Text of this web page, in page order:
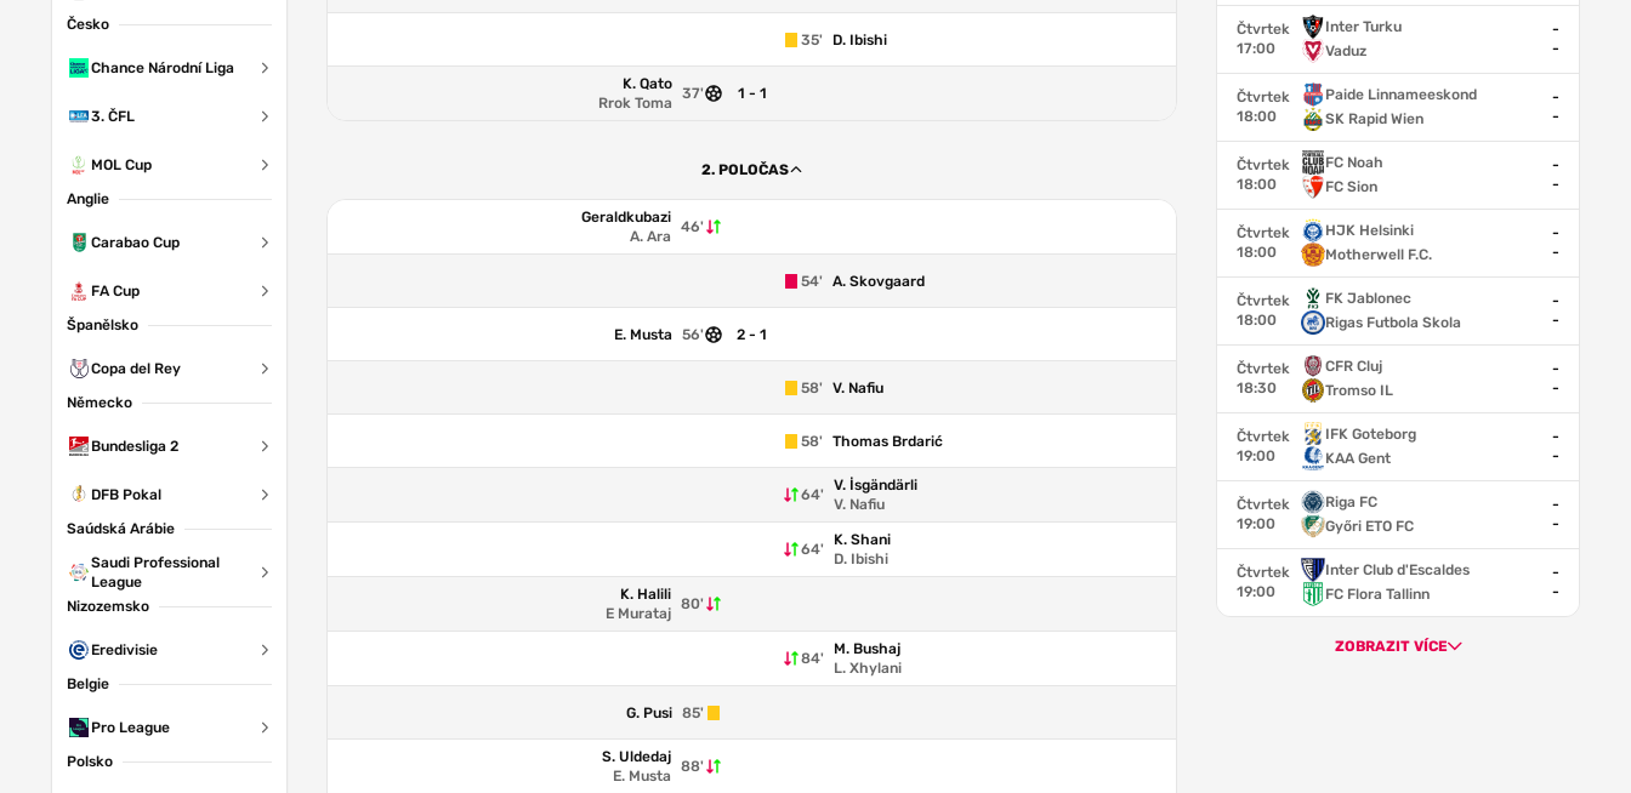
Česko
Chance Národní Liga
3. ČFL
MOL Cup
Anglie
Carabao Cup
FA Cup
Španělsko
Copa del Rey
Německo
Bundesliga 2
DFB Pokal
Saúdská Arábie
Saudi Professional
League
Nizozemsko
Eredivisie
Belgie
Pro League
Polsko
35' D. Ibishi
K. Qato
Rrok Toma
37' 1 - 1
2. POLOČAS
Geraldkubazi
A. Ara
46'
54' A. Skovgaard
E. Musta 56' 2 - 1
58' V. Nafiu
58' Thomas Brdarić
64'
V. İsgändärli
V. Nafiu
64'
K. Shani
D. Ibishi
K. Halili
E Murataj
80'
84'
M. Bushaj
L. Xhylani
G. Pusi 85'
S. Uldedaj
E. Musta
88'
Čtvrtek
17:00
Inter Turku
Vaduz
-
-
Čtvrtek
18:00
Paide Linnameeskond
SK Rapid Wien
-
-
Čtvrtek
18:00
FC Noah
FC Sion
-
-
Čtvrtek
18:00
HJK Helsinki
Motherwell F.C.
-
-
Čtvrtek
18:00
FK Jablonec
Rigas Futbola Skola
-
-
Čtvrtek
18:30
CFR Cluj
Tromso IL
-
-
Čtvrtek
19:00
IFK Goteborg
KAA Gent
-
-
Čtvrtek
19:00
Riga FC
Győri ETO FC
-
-
Čtvrtek
19:00
Inter Club d'Escaldes
FC Flora Tallinn
-
-
ZOBRAZIT VÍCE